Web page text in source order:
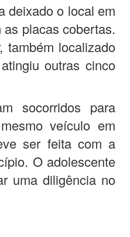
deixado o local em
placas cobertas.
também localizado
outras cinco
socorridos para
veículo em
ser feita com a
O adolescente
uma diligência no